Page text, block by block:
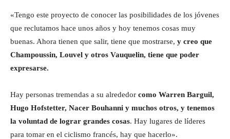
«Tengo este proyecto de conocer las posibilidades de los jóvenes
que reclutamos hace unos años y hoy tenemos cosas muy
buenas. Ahora tienen que salir, tiene que mostrarse, y creo que
Champoussin, Louvel y otros Vauquelin, tiene que poder
expresarse.
Hay personas tremendas a su alrededor como Warren Barguil,
Hugo Hofstetter, Nacer Bouhanni y muchos otros, y tenemos
la voluntad de lograr grandes cosas. Hay lugares de líderes
para tomar en el ciclismo francés, hay que hacerlo».